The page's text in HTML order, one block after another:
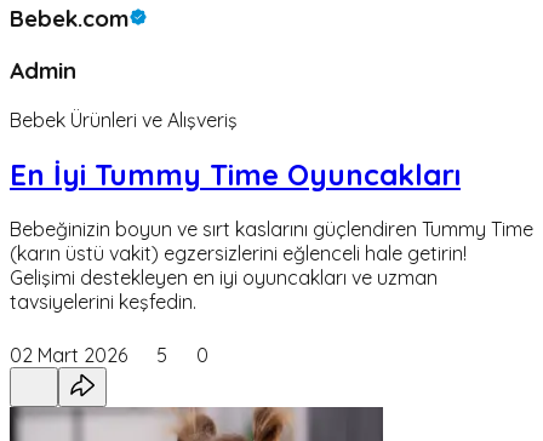
Bebek.com
Admin
Bebek Ürünleri ve Alışveriş
En İyi Tummy Time Oyuncakları
Bebeğinizin boyun ve sırt kaslarını güçlendiren Tummy Time
(karın üstü vakit) egzersizlerini eğlenceli hale getirin!
Gelişimi destekleyen en iyi oyuncakları ve uzman
tavsiyelerini keşfedin.
02 Mart 2026 5 0